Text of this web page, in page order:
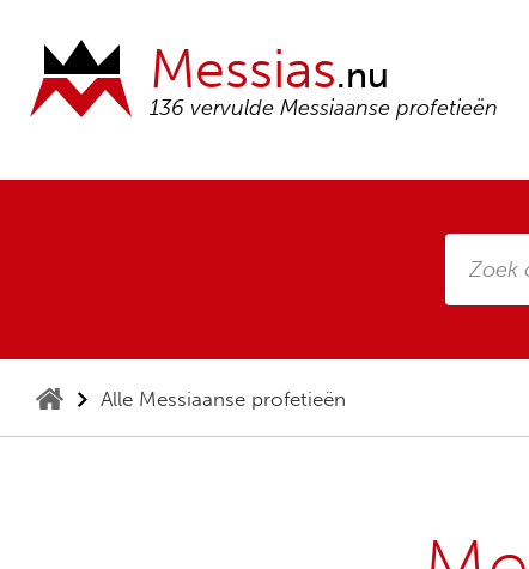
Messias.nu
136 vervulde Messiaanse profetieën
Alle Messiaanse profetieën